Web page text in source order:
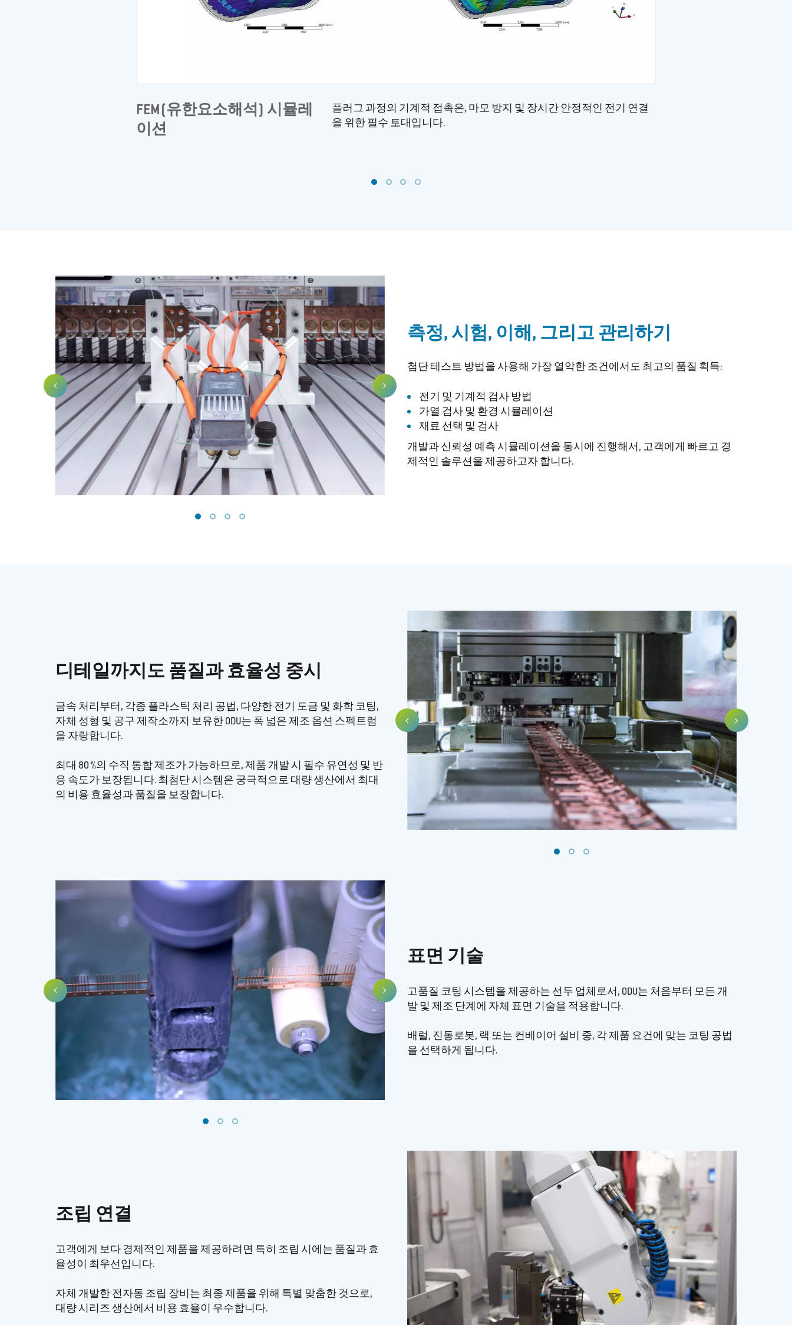
FEM(유한요소해석) 시뮬레
이션
플러그 과정의 기계적 접촉은, 마모 방지 및 장시간 안정적인 전기 연결
을 위한 필수 토대입니다.
측정, 시험, 이해, 그리고 관리하기
첨단 테스트 방법을 사용해 가장 열악한 조건에서도 최고의 품질 획득:
전기 및 기계적 검사 방법
가열 검사 및 환경 시뮬레이션
재료 선택 및 검사
개발과 신뢰성 예측 시뮬레이션을 동시에 진행해서, 고객에게 빠르고 경
제적인 솔루션을 제공하고자 합니다.
디테일까지도 품질과 효율성 중시
금속 처리부터, 각종 플라스틱 처리 공법, 다양한 전기 도금 및 화학 코팅,
자체 성형 및 공구 제작소까지 보유한 ODU는 폭 넓은 제조 옵션 스펙트럼
을 자랑합니다.
최대 80 %의 수직 통합 제조가 가능하므로, 제품 개발 시 필수 유연성 및 반
응 속도가 보장됩니다. 최첨단 시스템은 궁극적으로 대량 생산에서 최대
의 비용 효율성과 품질을 보장합니다.
표면 기술
고품질 코팅 시스템을 제공하는 선두 업체로서, ODU는 처음부터 모든 개
발 및 제조 단계에 자체 표면 기술을 적용합니다.
배럴, 진동로봇, 랙 또는 컨베이어 설비 중, 각 제품 요건에 맞는 코팅 공법
을 선택하게 됩니다.
조립 연결
고객에게 보다 경제적인 제품을 제공하려면 특히 조립 시에는 품질과 효
율성이 최우선입니다.
자체 개발한 전자동 조립 장비는 최종 제품을 위해 특별 맞춤한 것으로,
대량 시리즈 생산에서 비용 효율이 우수합니다.